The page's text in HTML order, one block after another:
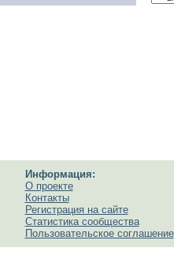
Информация:
О проекте
Контакты
Регистрация на сайте
Статистика сообщества
Пользовательское соглашение